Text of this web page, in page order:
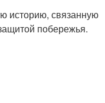
историю, связанную
побережья.